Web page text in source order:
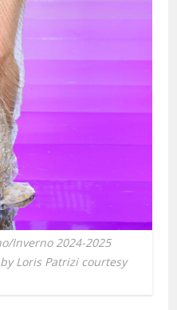
Inverno 2024-2025
by Loris Patrizi courtesy